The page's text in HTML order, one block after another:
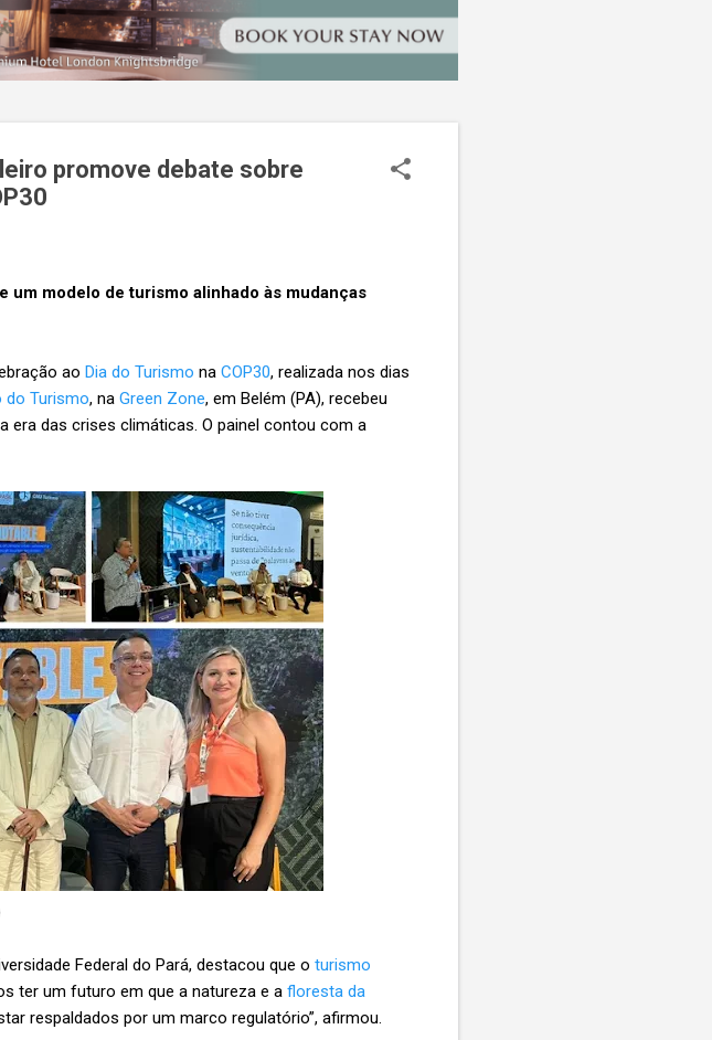
promove debate sobre
modelo de turismo alinhado às mudanças
ao Dia do Turismo na COP30, realizada nos dias
do Turismo, na Green Zone, em Belém (PA), recebeu
era das crises climáticas. O painel contou com a
Federal do Pará, destacou que o turismo
ter um futuro em que a natureza e a floresta da
respaldados por um marco regulatório”, afirmou.